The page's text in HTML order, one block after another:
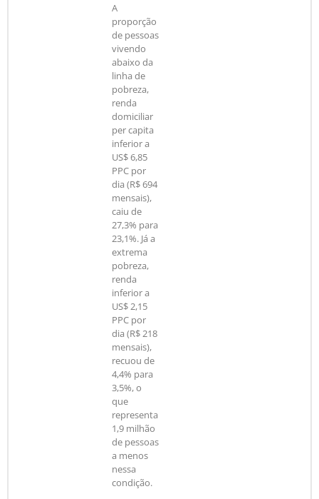
A
proporção
de pessoas
vivendo
abaixo da
linha de
pobreza,
renda
domiciliar
per capita
inferior a
US$ 6,85
PPC por
dia (R$ 694
mensais),
caiu de
27,3% para
23,1%. Já a
extrema
pobreza,
renda
inferior a
US$ 2,15
PPC por
dia (R$ 218
mensais),
recuou de
4,4% para
3,5%, o
que
representa
1,9 milhão
de pessoas
a menos
nessa
condição.